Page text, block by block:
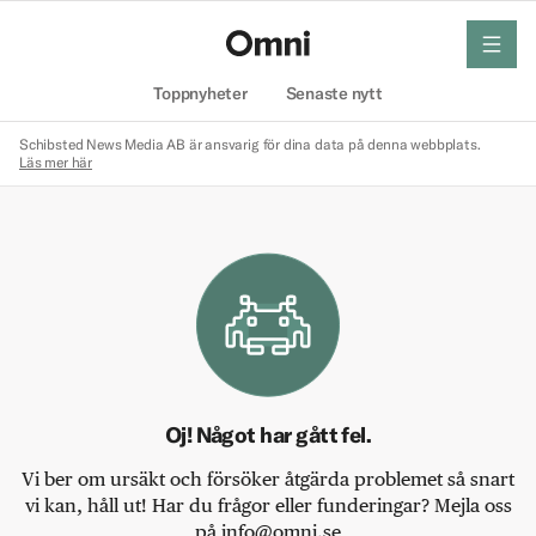
Toppnyheter Senaste nytt
meny
Schibsted News Media AB är ansvarig för dina data på denna webbplats.
Läs mer här
Oj! Något har gått fel.
Vi ber om ursäkt och försöker åtgärda problemet så snart
vi kan, håll ut! Har du frågor eller funderingar? Mejla oss